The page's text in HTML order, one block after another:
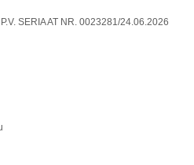
SERIA AT NR. 0023281/24.06.2026